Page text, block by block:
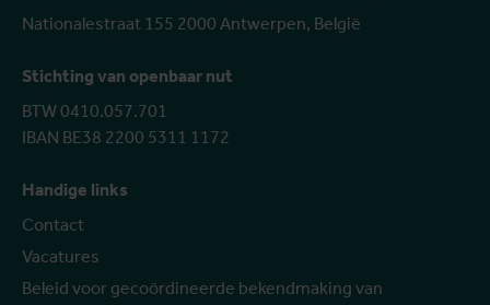
Nationalestraat 155 2000 Antwerpen, België
Stichting van openbaar nut
BTW 0410.057.701
IBAN BE38 2200 5311 1172
Handige links
Contact
Vacatures
Beleid voor gecoördineerde bekendmaking van